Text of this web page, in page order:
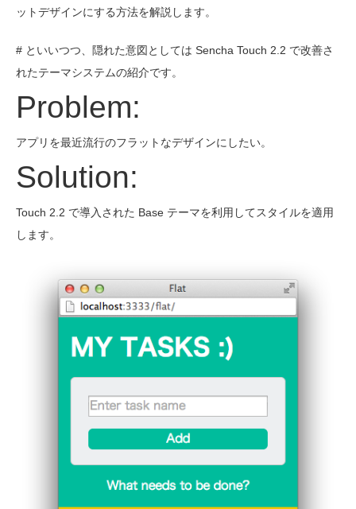
ットデザインにする方法を解説します。
# といいつつ、隠れた意図としては Sencha Touch 2.2 で改善さ
れたテーマシステムの紹介です。
Problem:
アプリを最近流行のフラットなデザインにしたい。
Solution:
Touch 2.2 で導入された Base テーマを利用してスタイルを適用
します。